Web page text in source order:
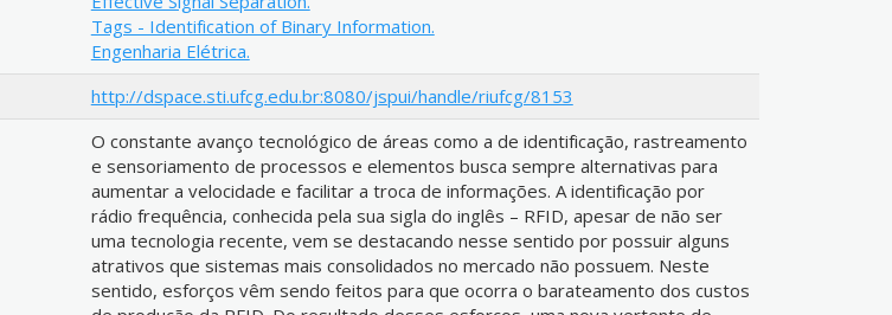
Tags - Identification of Binary Information.
Engenharia Elétrica.
http://dspace.sti.ufcg.edu.br:8080/jspui/handle/riufcg/8153
O constante avanço tecnológico de áreas como a de identificação, rastreamento
e sensoriamento de processos e elementos busca sempre alternativas para
aumentar a velocidade e facilitar a troca de informações. A identificação por
rádio frequência, conhecida pela sua sigla do inglês – RFID, apesar de não ser
uma tecnologia recente, vem se destacando nesse sentido por possuir alguns
atrativos que sistemas mais consolidados no mercado não possuem. Neste
sentido, esforços vêm sendo feitos para que ocorra o barateamento dos custos